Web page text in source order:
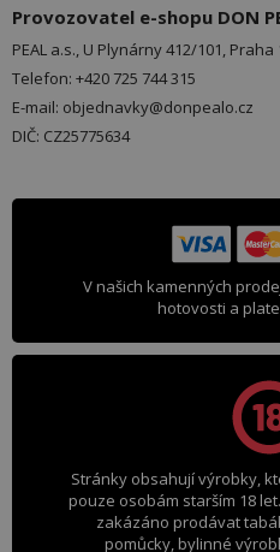
Provozovatel e-shopu DON
PEAL a.s., U Plynárny 412/101, Praha
Telefon: +420 725 744 315
E-mail: objednavky@donpealo.cz
DIČ: CZ25775634
V našich kamenných
hotovosti a
Stránky obsahují výrobky,
pouze osobám starším 18
zakázáno prodávat
pomůcky, bylinné